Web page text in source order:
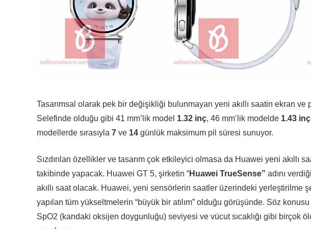
Tasarımsal olarak pek bir değişikliği bulunmayan yeni akıllı saatin ekran
Selefinde olduğu gibi 41 mm’lik model 1.32 inç, 46 mm’lik modelde 1.43
modellerde sırasıyla 7 ve 14 günlük maksimum pil süresi sunuyor.
Sızdırılan özellikler ve tasarım çok etkileyici olmasa da Huawei yeni akıllı
takibinde yapacak. Huawei GT 5, şirketin “Huawei TrueSense” adını
akıllı saat olacak. Huawei, yeni sensörlerin saatler üzerindeki yerleştirilme
yapılan tüm yükseltmelerin “büyük bir atılım” olduğu görüşünde. Söz konusu
SpO2 (kandaki oksijen doygunluğu) seviyesi ve vücut sıcaklığı gibi birçok